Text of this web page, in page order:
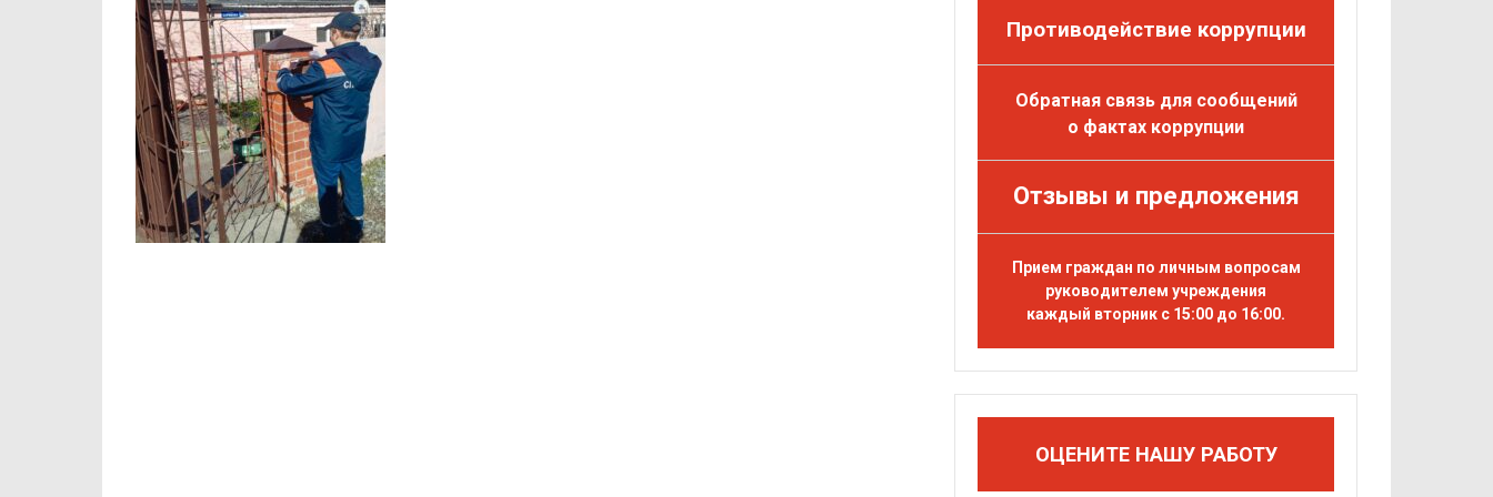
Противодействие коррупции
Обратная связь для сообщений
о фактах коррупции
Отзывы и предложения
Прием граждан по личным вопросам
руководителем учреждения
каждый вторник с 15:00 до 16:00.
ОЦЕНИТЕ НАШУ РАБОТУ